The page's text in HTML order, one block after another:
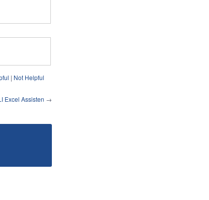
| Not Helpful
Excel Assisten →